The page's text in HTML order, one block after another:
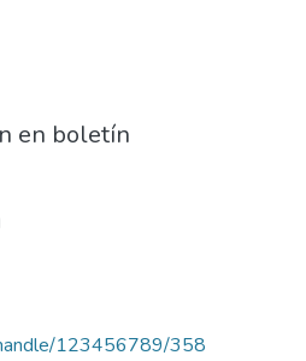
en boletín
123456789/358